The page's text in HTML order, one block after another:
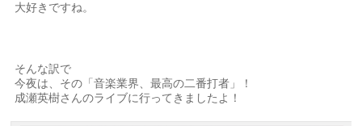
大好きですね。
そんな訳で
今夜は、その「音楽業界、最高の二番打者」！
成瀬英樹さんのライブに行ってきましたよ！